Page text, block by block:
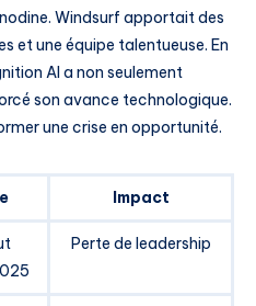
Windsurf apportait des
et une équipe talentueuse. En
AI a non seulement
son avance technologique.
une crise en opportunité.
Impact
Perte de leadership